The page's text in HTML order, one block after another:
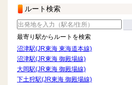
ルート検索
最寄り駅からルートを検索
沼津駅(JR東海 東海道本線)
沼津駅(JR東海 御殿場線)
大岡駅(JR東海 御殿場線)
下土狩駅(JR東海 御殿場線)